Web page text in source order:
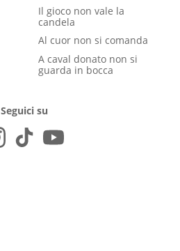
Il gioco non vale la
candela
Al cuor non si comanda
A caval donato non si
guarda in bocca
Seguici su